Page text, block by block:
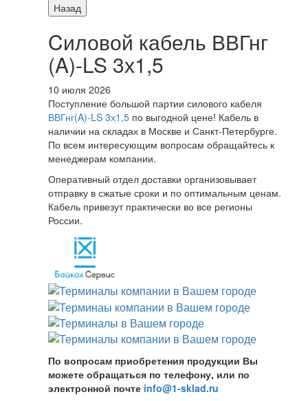
Назад
Cиловой кабель ВВГнг
(A)-LS 3х1,5
10 июля 2026
Поступление большой партии силового кабеля
ВВГнг(A)-LS 3х1,5 по выгодной цене! Кабель в
наличии на складах в Москве и Санкт-Петербурге.
По всем интересующим вопросам обращайтесь к
менеджерам компании.
Оперативный отдел доставки организовывает
отправку в сжатые сроки и по оптимальным ценам.
Кабель привезут практически во все регионы
России.
По вопросам приобретения продукции Вы
можете обращаться по телефону, или по
электронной почте info@1-sklad.ru